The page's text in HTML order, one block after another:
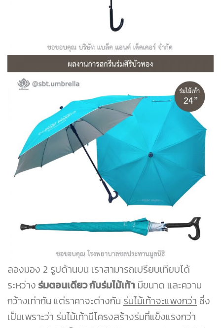
ลองมอง 2 รูปด้านบน เราสามารถเปรียบเทียบได้
ระหว่าง ร่มตอนเดียว กับร่มไม้เท้า มีขนาด และความ
กว้างเท่ากัน แต่ราคาจะต่างกัน ร่มไม้เท้าจะแพงกว่า ซึ่ง
เป็นเพราะว่า ร่มไม้เท้ามีโครงสร้างร่มที่แข็งแรงกว่า